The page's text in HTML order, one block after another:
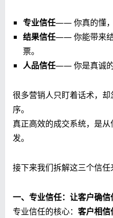
专业信任—— 你真的懂，
结果信任—— 你能带来
票。
人品信任—— 你是真诚的
很多营销人只盯着话术，
序。
真正高效的成交系统，是
发。
接下来我们拆解这三个信任
一、专业信任：让客户确信
专业信任的核心： 客户相信